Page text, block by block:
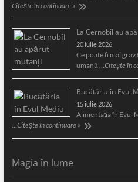
Citește în continuare »
La Cernobîl au
20 iulie 2026
Ce poate fi mai
umană … Citește în
Bucătăria în Evul
15 iulie 2026
Alimentaţia în Evul
Citește în continuare »
Magia în lume